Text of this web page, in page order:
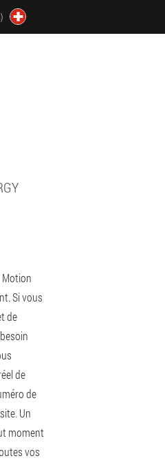
Si vous
de
de
de
Un
moment
vos